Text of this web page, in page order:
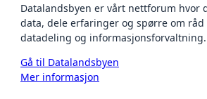
Datalandsbyen er vårt nettforum hvor
data, dele erfaringer og spørre om
datadeling og informasjonsforvaltning.
Gå til Datalandsbyen
Mer informasjon